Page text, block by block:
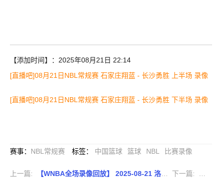
【添加时间】：2025年08月21日 22:14
[直播吧]08月21日NBL常规赛 石家庄翔蓝 - 长沙勇胜 上半场 录像
[直播吧]08月21日NBL常规赛 石家庄翔蓝 - 长沙勇胜 下半场 录像
赛事： NBL常规赛 标签： 中国篮球 篮球 NBL 比赛录像
上一篇: 【WNBA全场录像回放】 2025-08-21 洛杉矶火花vs达拉斯飞翼